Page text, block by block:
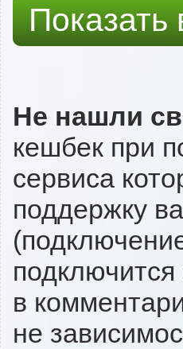
Показать
Не нашли
кешбек при
сервиса
поддержку
подключится
в
не